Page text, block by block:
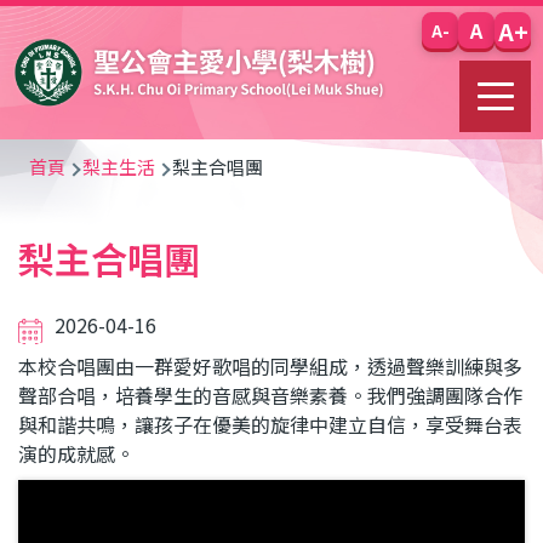
移至主內容
A- A A+
導
連
首頁 梨主生活 梨主合唱團
梨主合唱團
2026-04-16
本校合唱團由一群愛好歌唱的同學組成，透過聲樂訓練與多
聲部合唱，培養學生的音感與音樂素養。我們強調團隊合作
與和諧共鳴，讓孩子在優美的旋律中建立自信，享受舞台表
演的成就感。